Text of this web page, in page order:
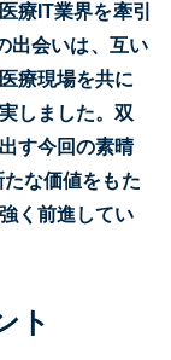
療IT業界を牽引
出会いは、互い
療現場を共に
しました。双
す今回の素晴
な価値をもた
く前進してい
ト